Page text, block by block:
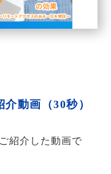
動画（30秒）
紹介した動画で